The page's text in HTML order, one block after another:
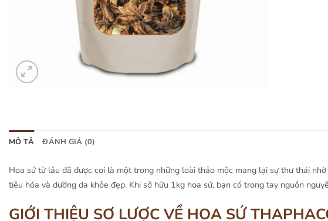
MÔ TẢ ĐÁNH GIÁ (0)
Hoa sứ từ lâu đã được coi là một trong những loài thảo mộc mang lại sự thư thái
tiêu hóa và dưỡng da khỏe đẹp. Khi sở hữu 1kg hoa sứ, bạn có trong tay nguồn
GIỚI THIỆU SƠ LƯỢC VỀ HOA SỨ